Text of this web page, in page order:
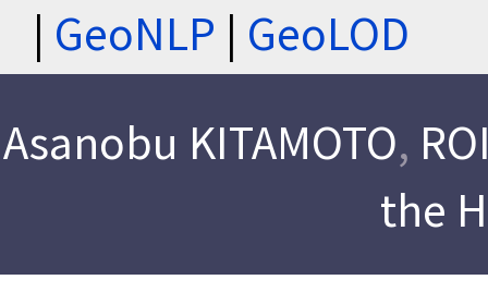
| GeoNLP | GeoLOD
Asanobu KITAMOTO,
the